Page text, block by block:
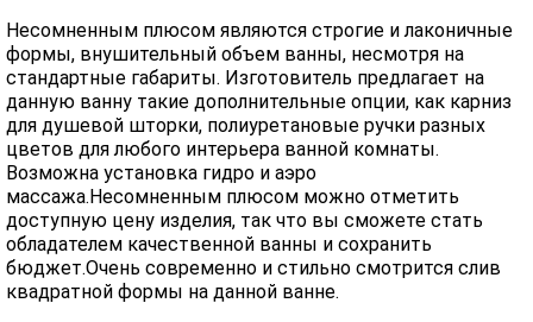
Несомненным плюсом являются строгие и лаконичные
формы, внушительный объем ванны, несмотря на
стандартные габариты. Изготовитель предлагает на
данную ванну такие дополнительные опции, как карниз
для душевой шторки, полиуретановые ручки разных
цветов для любого интерьера ванной комнаты.
Возможна установка гидро и аэро
массажа.Несомненным плюсом можно отметить
доступную цену изделия, так что вы сможете стать
обладателем качественной ванны и сохранить
бюджет.Очень современно и стильно смотрится слив
квадратной формы на данной ванне.